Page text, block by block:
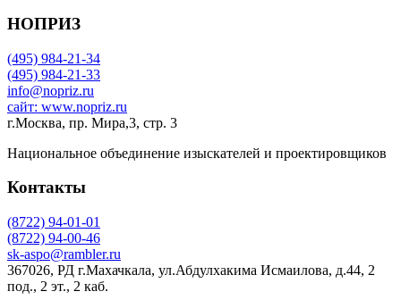
НОПРИЗ
(495) 984-21-34
(495) 984-21-33
info@nopriz.ru
сайт: www.nopriz.ru
г.Москва, пр. Мира,3, стр. 3
Национальное объединение изыскателей и проектировщиков
Контакты
(8722) 94-01-01
(8722) 94-00-46
sk-aspo@rambler.ru
367026, РД г.Махачкала, ул.Абдулхакима Исмаилова, д.44, 2
под., 2 эт., 2 каб.